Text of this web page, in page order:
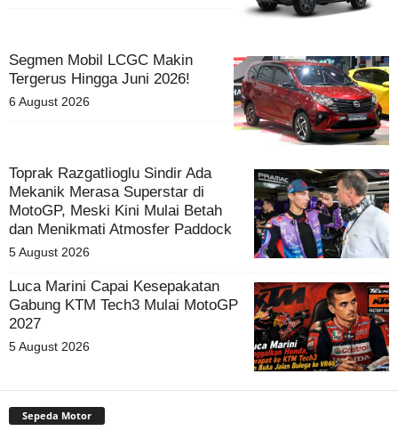
Segmen Mobil LCGC Makin
Tergerus Hingga Juni 2026!
6 August 2026
Toprak Razgatlioglu Sindir Ada
Mekanik Merasa Superstar di
MotoGP, Meski Kini Mulai Betah
dan Menikmati Atmosfer Paddock
5 August 2026
Luca Marini Capai Kesepakatan
Gabung KTM Tech3 Mulai MotoGP
2027
5 August 2026
Sepeda Motor